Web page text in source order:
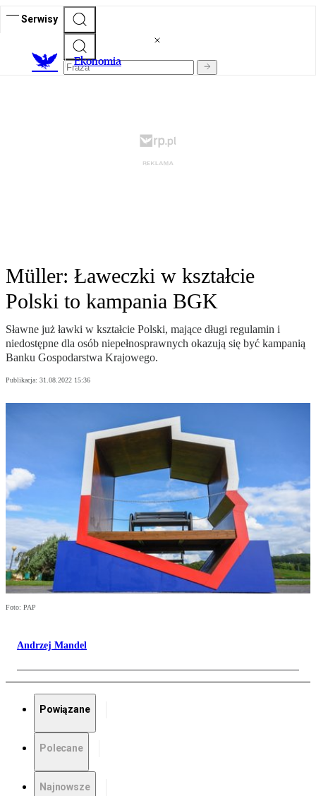
Serwisy
Ekonomia
Müller: Ławeczki w kształcie
Polski to kampania BGK
Sławne już ławki w kształcie Polski, mające długi regulamin i
niedostępne dla osób niepełnosprawnych okazują się być kampanią
Banku Gospodarstwa Krajowego.
Publikacja: 31.08.2022 15:36
Foto: PAP
Andrzej Mandel
Powiązane
Polecane
Najnowsze